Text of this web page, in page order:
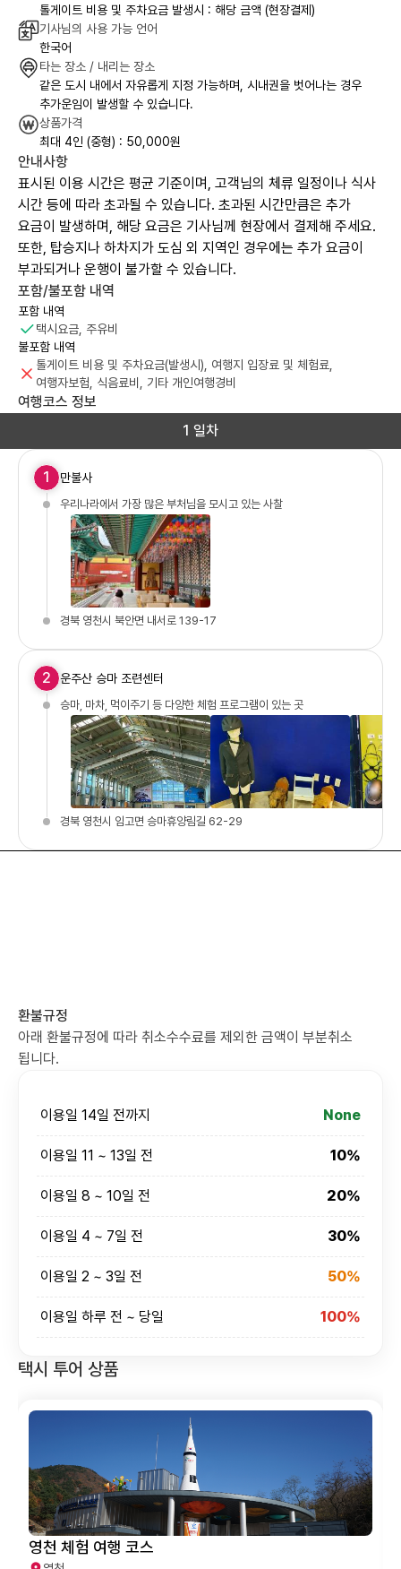
톨게이트 비용 및 주차요금 발생시 : 해당 금액 (현장결제)
기사님의 사용 가능 언어
한국어
타는 장소 / 내리는 장소
같은 도시 내에서 자유롭게 지정 가능하며, 시내권을 벗어나는 경우
추가운임이 발생할 수 있습니다.
상품가격
최대 4인 (중형) : 50,000원
안내사항
표시된 이용 시간은 평균 기준이며, 고객님의 체류 일정이나 식사
시간 등에 따라 초과될 수 있습니다. 초과된 시간만큼은 추가
요금이 발생하며, 해당 요금은 기사님께 현장에서 결제해 주세요.
또한, 탑승지나 하차지가 도심 외 지역인 경우에는 추가 요금이
부과되거나 운행이 불가할 수 있습니다.
포함/불포함 내역
포함 내역
택시요금, 주유비
불포함 내역
톨게이트 비용 및 주차요금(발생시), 여행지 입장료 및 체험료,
여행자보험, 식음료비, 기타 개인여행경비
여행코스 정보
1 일차
1 만불사
우리나라에서 가장 많은 부처님을 모시고 있는 사찰
경북 영천시 북안면 내서로 139-17
2 운주산 승마 조련센터
승마, 마차, 먹이주기 등 다양한 체험 프로그램이 있는 곳
경북 영천시 임고면 승마휴양림길 62-29
환불규정
아래 환불규정에 따라 취소수수료를 제외한 금액이 부분취소
됩니다.
이용일 14일 전까지 None
이용일 11 ~ 13일 전 10%
이용일 8 ~ 10일 전 20%
이용일 4 ~ 7일 전 30%
이용일 2 ~ 3일 전 50%
이용일 하루 전 ~ 당일 100%
택시 투어 상품
영천 체험 여행 코스